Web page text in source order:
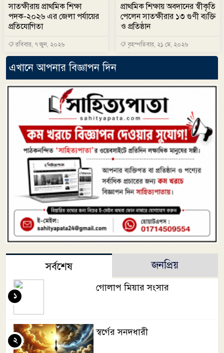
সাতক্ষীরায় প্রাথমিক শিক্ষা
পদক-২০২৬ এর জেলা পর্যায়ের
প্রতিযোগিতা
রবিবার, ৭ জুন, ২০২৬
প্রাথমিক শিক্ষায় অবদানের স্বীকৃতি
পেলেন সাতক্ষীরার ১৩ গুণী ব্যক্তি
ও প্রতিষ্ঠান
বৃহস্পতিবার, ২১ মে, ২০২৬
এখানে আপনার বিজ্ঞাপন দিন
সর্বশেষ জনপ্রিয়
গোলাপ মিয়ার সংসার
১
স্বর্গের সনদধারী
২